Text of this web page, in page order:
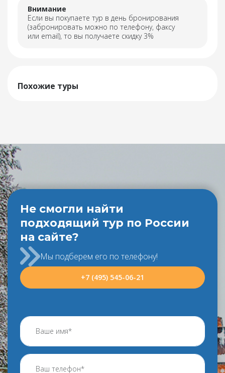
Внимание
Если вы покупаете тур в день бронирования
(забронировать можно по телефону, факсу
или email), то вы получаете скидку 3%
Похожие туры
Не смогли найти
подходящий тур по России
на сайте?
Мы подберем его по телефону!
+7 (495) 545-06-21